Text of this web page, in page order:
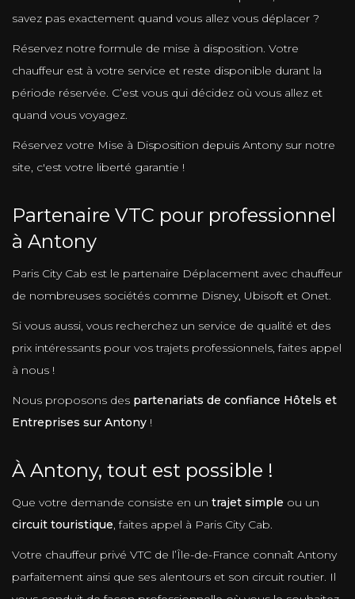
savez pas exactement quand vous allez vous déplacer ?
Réservez notre formule de mise à disposition. Votre
chauffeur est à votre service et reste disponible durant la
période réservée. C’est vous qui décidez où vous allez et
quand vous voyagez.
Réservez votre Mise à Disposition depuis Antony sur notre
site, c'est votre liberté garantie !
Partenaire VTC pour professionnel
à Antony
Paris City Cab est le partenaire Déplacement avec chauffeur
de nombreuses sociétés comme Disney, Ubisoft et Onet.
Si vous aussi, vous recherchez un service de qualité et des
prix intéressants pour vos trajets professionnels, faites appel
à nous !
Nous proposons des partenariats de confiance Hôtels et
Entreprises sur Antony !
À Antony, tout est possible !
Que votre demande consiste en un trajet simple ou un
circuit touristique, faites appel à Paris City Cab.
Votre chauffeur privé VTC de l’Île-de-France connaît Antony
parfaitement ainsi que ses alentours et son circuit routier. Il